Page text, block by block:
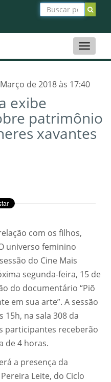
Toggle
de 2018 às 17:40
exibe
patrimônio
xavantes
com os filhos,
universo feminino
do Cine Mais
segunda-feira, 15 de
do documentário “Piõ
em sua arte”. A sessão
15h, na sala 308 da
participantes receberão
de 4 horas.
a presença da
Leite, do Ciclo